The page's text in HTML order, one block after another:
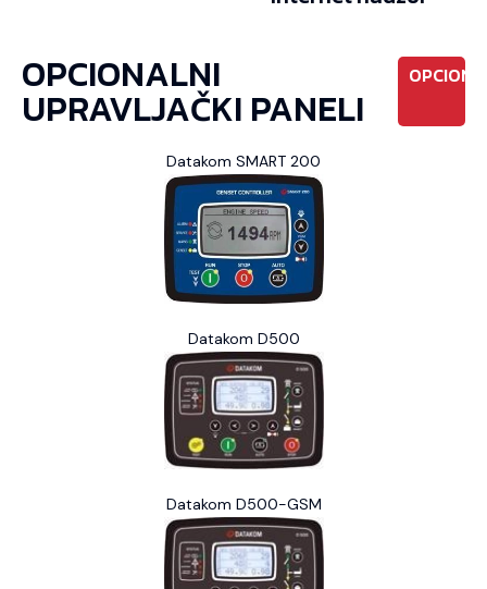
OPCIONALNI
UPRAVLJAČKI PANELI
OPCIONO
Datakom SMART 200
Datakom D500
Datakom D500-GSM